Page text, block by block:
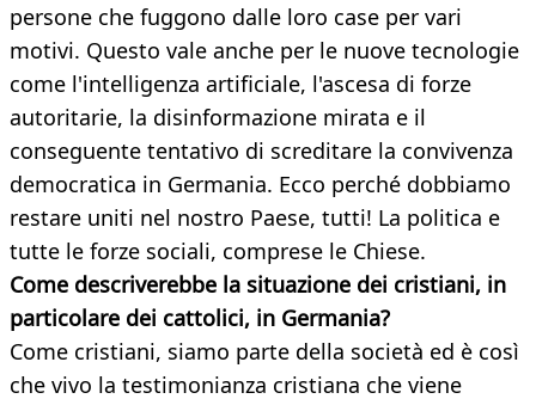
persone che fuggono dalle loro case per vari
motivi. Questo vale anche per le nuove tecnologie
come l'intelligenza artificiale, l'ascesa di forze
autoritarie, la disinformazione mirata e il
conseguente tentativo di screditare la convivenza
democratica in Germania. Ecco perché dobbiamo
restare uniti nel nostro Paese, tutti! La politica e
tutte le forze sociali, comprese le Chiese.
Come descriverebbe la situazione dei cristiani, in
particolare dei cattolici, in Germania?
Come cristiani, siamo parte della società ed è così
che vivo la testimonianza cristiana che viene